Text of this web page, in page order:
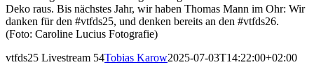
Deko raus. Bis nächstes Jahr, wir haben Thomas Mann im Ohr: Wir
danken für den #vtfds25, und denken bereits an den #vtfds26.
(Foto: Caroline Lucius Fotografie)
vtfds25 Livestream 54Tobias Karow2025-07-03T14:22:00+02:00